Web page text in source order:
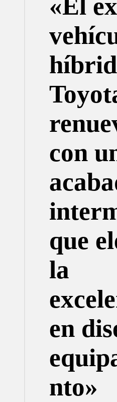
«El
con
que
la
en
nto»